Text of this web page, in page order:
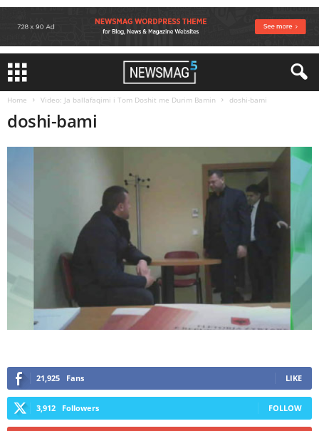
Home Video: Ja ballafaqimi i Tom Doshit me Durim Bamin doshi-bami
doshi-bami
21,925 Fans LIKE
3,912 Followers FOLLOW